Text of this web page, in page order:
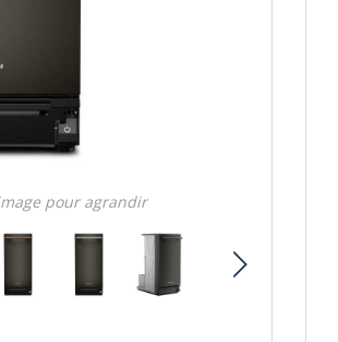
pour agrandir